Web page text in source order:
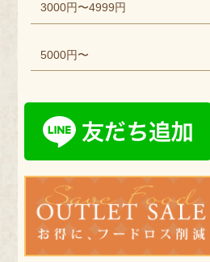
3000円〜4999円
5000円〜